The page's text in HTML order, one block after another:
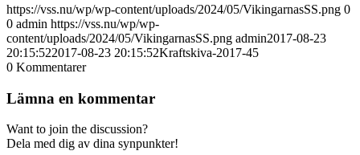
https://vss.nu/wp/wp-content/uploads/2024/05/VikingarnasSS.png 0
0 admin https://vss.nu/wp/wp-
content/uploads/2024/05/VikingarnasSS.png admin2017-08-23
20:15:522017-08-23 20:15:52Kraftskiva-2017-45
0 Kommentarer
Lämna en kommentar
Want to join the discussion?
Dela med dig av dina synpunkter!